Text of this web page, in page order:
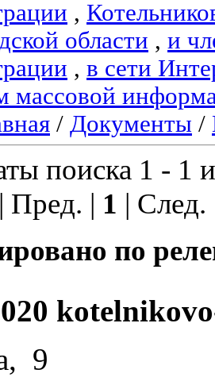
,
области , и
, в сети
массовой
/ Документы /
поиска 1 - 1
Пред. | 1 |
по
9